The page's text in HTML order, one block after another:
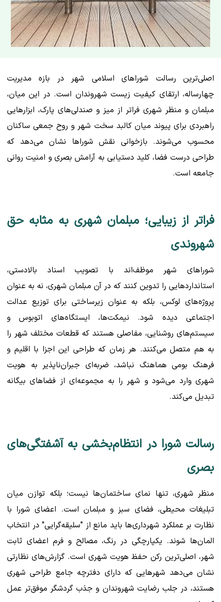
اصلی‌ترین رسالت شوراهای اسلامی شهر در بازه مدیریت
چهارساله، ارتقای کیفیت زیست شهروندان است. در این میان،
مبلمان و منظر شهری فراتر از میز و صندلی‌های پارک، ابزارهایی
راهبردی برای پیوند میان کالبد سخت شهر و روح جمعی ساکنان
محسوب می‌شوند. بازخوانی نقش شوراها نشان می‌دهد که
طراحی درست فضا، کلید دستیابی به آرامش بصری و امنیت روانی
جامعه است.
فراتر از زیبایی؛ مبلمان شهری به مثابه حق
شهروندی
شوراهای شهر موظف‌اند با تصویب اسناد بالادستی،
استانداردهایی را تدوین کنند که در آن مبلمان شهری، نه به عنوان
پروژه‌های لوکس، بلکه به عنوان زیرساختی برای توزیع عدالت
اجتماعی دیده شود. نیمکت‌ها، ایستگاه‌های اتوبوس و
سیستم‌های روشنایی، مفاصلی هستند که قطعات مختلف شهر را
به هم متصل می‌کنند. هر زمان که طراحی این اجزا با اقلیم و
فرهنگ بومی هماهنگ نباشد، ضربه‌ای جبران‌ناپذیر به هویت
شهری وارد می‌شود و شهر را به مجموعه‌ای از فضاهای بیگانه
تبدیل می‌کند.
رسالت شورا در انتظام‌بخشی به آشفتگی‌های
بصری
منظر شهری، تنها نمای ساختمان‌ها نیست؛ بلکه توازن میان
تبلیغات محیطی، فضای سبز و مبلمان است. اعضای شورا با
نظارت بر عملکرد شهرداری‌ها باید مانع از "سلیقه‌گرایی" در انتخاب
المان‌ها شوند. یکپارچگی در رنگ، مصالح و فرم اعضای ثابت
شهر، اصلی‌ترین رکن حفظ هویت شهری است. گزارش‌های نظارتی
نشان می‌دهد شهرهایی که دارای دفترچه جامع طراحی شهری
هستند، در جلب رضایت شهروندان و جذب گردشگر موفق‌تر عمل